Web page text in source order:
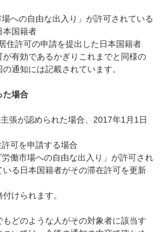
への自由な出入り」が許可されている
本国籍者
住許可の申請を提出した日本国籍者
有効であるかぎりこれまでと同様の
通知には記載されています。
た場合
張が認められた場合、2017年1月1日
可を申請する場合
働市場への自由な出入り」が許可され
る日本国籍者がその滞在許可を更新
けられます。
どのような人がその対象者に該当す